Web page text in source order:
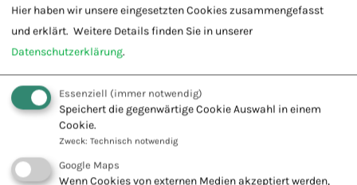
Psychotherapie
03.10.2026
Masterclass Neuraltherapie
07.12.2026
Tibetische Medizin - Vertiefungskurs II
Hier haben wir unsere eingesetzten Cookies zusammengefasst
und erklärt. Weitere Details finden Sie in unserer
Datenschutzerklärung.
Essenziell (immer notwendig)
Speichert die gegenwärtige Cookie Auswahl in einem
Cookie.
Zweck: Technisch notwendig
Google Maps
Wenn Cookies von externen Medien akzeptiert werden,